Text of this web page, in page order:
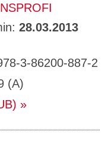
28.03.2013
3-86200-887-2
(A)